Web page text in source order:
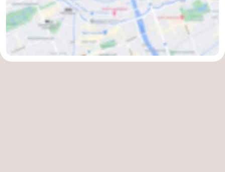
Centrale
Schiphol
Eindhoven
Stationnement